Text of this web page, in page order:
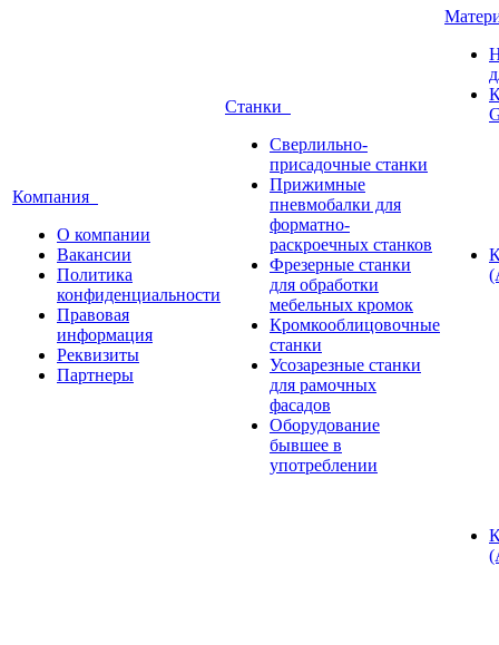
Компания
О компании
Вакансии
Политика
конфиденциальности
Правовая
информация
Реквизиты
Партнеры
Станки
Сверлильно-
присадочные станки
Прижимные
пневмобалки для
форматно-
раскроечных станков
Фрезерные станки
для обработки
мебельных кромок
Кромкооблицовочные
станки
Усозарезные станки
для рамочных
фасадов
Оборудование
бывшее в
употреблении